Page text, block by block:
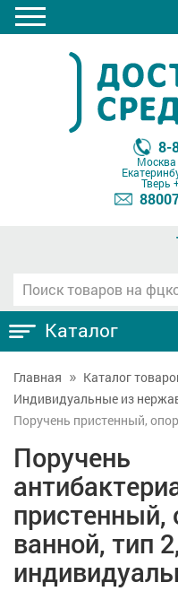
8-
Москва
Тверь
Каталог
Главная Каталог
Индивидуальные из
Поручень пристенный,
Поручень
пристенный,
ванной, тип